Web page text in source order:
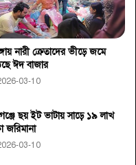
নারী ক্রেতাদের ভীড়ে জমে
ঈদ বাজার
03-10
ছয় ইট ভাটায় সাড়ে ১৯ লাখ
জরিমানা
03-10